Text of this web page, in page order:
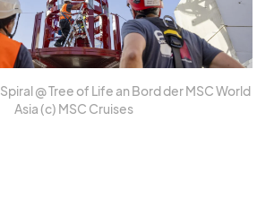
@ Tree of Life an Bord der MSC World
Asia (c) MSC Crui­ses